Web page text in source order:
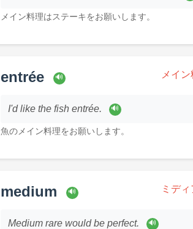
メイン料理はステーキをお願いします。
entrée 🔊 メイ
I'd like the fish entrée. 🔊
魚のメイン料理をお願いします。
medium 🔊 ミディ
Medium rare would be perfect. 🔊